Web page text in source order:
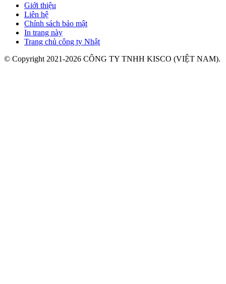
Giới thiệu
Liên hệ
Chính sách bảo mật
In trang này
Trang chủ công ty Nhật
© Copyright 2021-2026 CÔNG TY TNHH KISCO (VIỆT NAM).